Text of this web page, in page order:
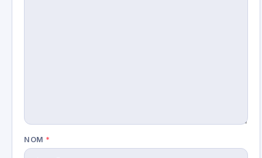
NOM *